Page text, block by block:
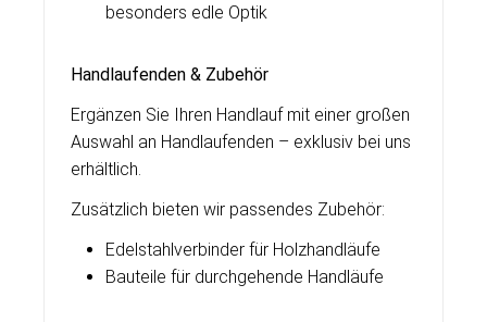
besonders edle Optik
Handlaufenden & Zubehör
Ergänzen Sie Ihren Handlauf mit einer großen
Auswahl an Handlaufenden – exklusiv bei uns
erhältlich.
Zusätzlich bieten wir passendes Zubehör:
Edelstahlverbinder für Holzhandläufe
Bauteile für durchgehende Handläufe